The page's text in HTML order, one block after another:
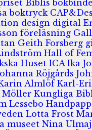
Biblis
boktryck
design digital
föreläsning
Geith Forsberg
Hall of
Huset ICA Ika
Röjgårds
Almlöf Karl-
Möller Kungliga
Lessebo
Lotta Frost
museet Nina